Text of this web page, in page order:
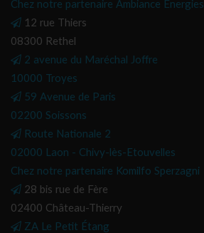
Chez notre partenaire Ambiance Energies
12 rue Thiers
08300 Rethel
2 avenue du Maréchal Joffre
10000 Troyes
59 Avenue de Paris
02200 Soissons
Route Nationale 2
02000 Laon - Chivy-lès-Etouvelles
Chez notre partenaire Komilfo Sperzagni
28 bis rue de Fère
02400 Château-Thierry
ZA Le Petit Étang